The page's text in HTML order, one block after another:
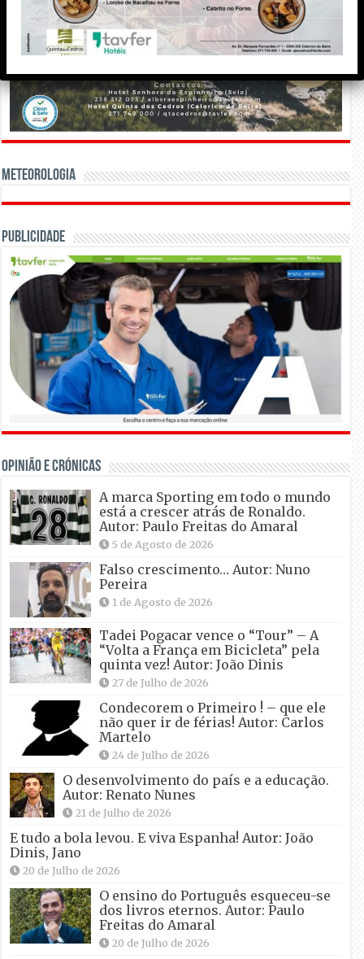
Meteorologia
Publicidade
OPINIÃO E CRÓNICAS
A marca Sporting em todo o mundo
está a crescer atrás de Ronaldo.
Autor: Paulo Freitas do Amaral
5 de Agosto de 2026
Falso crescimento… Autor: Nuno
Pereira
1 de Agosto de 2026
Tadei Pogacar vence o “Tour” – A
“Volta a França em Bicicleta” pela
quinta vez! Autor: João Dinis
27 de Julho de 2026
Condecorem o Primeiro ! – que ele
não quer ir de férias! Autor: Carlos
Martelo
24 de Julho de 2026
O desenvolvimento do país e a educação.
Autor: Renato Nunes
21 de Julho de 2026
E tudo a bola levou. E viva Espanha! Autor: João
Dinis, Jano
20 de Julho de 2026
O ensino do Português esqueceu-se
dos livros eternos. Autor: Paulo
Freitas do Amaral
20 de Julho de 2026